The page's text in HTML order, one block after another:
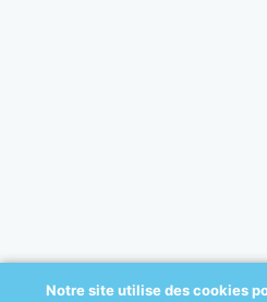
Notre site utilise des cookies